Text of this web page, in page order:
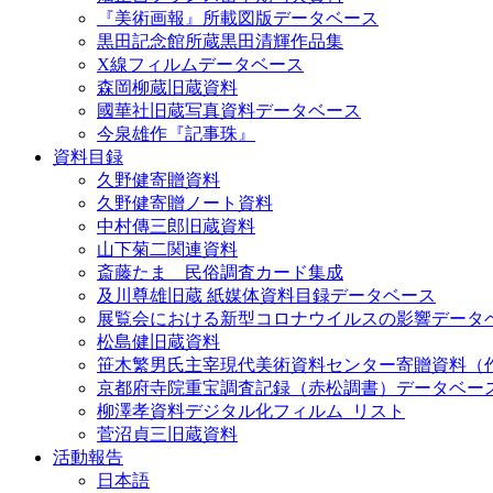
『美術画報』所載図版データベース
黒田記念館所蔵黒田清輝作品集
X線フィルムデータベース
森岡柳蔵旧蔵資料
國華社旧蔵写真資料データベース
今泉雄作『記事珠』
資料目録
久野健寄贈資料
久野健寄贈ノート資料
中村傳三郎旧蔵資料
山下菊二関連資料
斎藤たま 民俗調査カード集成
及川尊雄旧蔵 紙媒体資料目録データベース
展覧会における新型コロナウイルスの影響データ
松島健旧蔵資料
笹木繁男氏主宰現代美術資料センター寄贈資料（
京都府寺院重宝調査記録（赤松調書）データベー
柳澤孝資料デジタル化フィルム_リスト
菅沼貞三旧蔵資料
活動報告
日本語